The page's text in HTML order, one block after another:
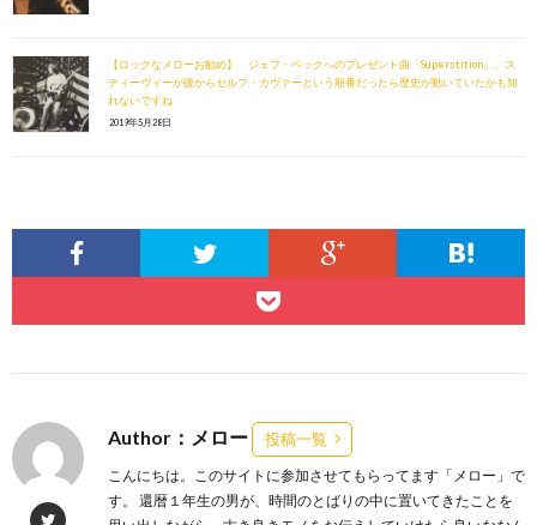
【ロックなメローお勧め】 ジェフ・ベックへのプレゼント曲「Superstition」、ス
ティーヴィーが後からセルフ・カヴァーという順番だったら歴史が動いていたかも知
れないですね
2019年5月28日
Author：メロー 投稿一覧
こんにちは。このサイトに参加させてもらってます「メロー」で
す。 還暦１年生の男が、時間のとばりの中に置いてきたことを